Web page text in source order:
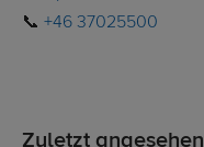
📞 +46 37025500
Zuletzt angesehen